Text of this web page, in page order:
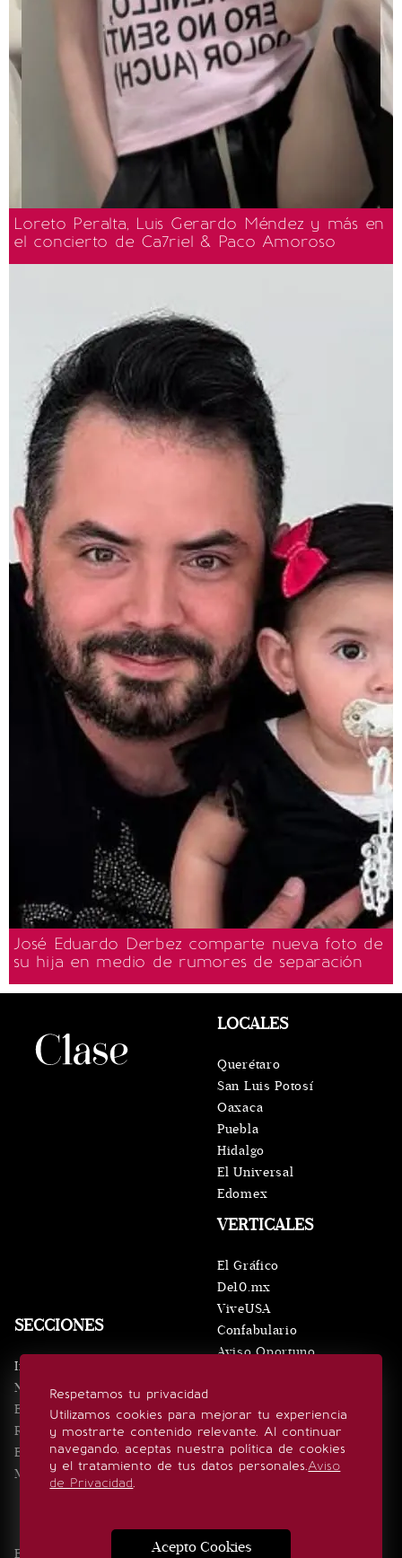
Loreto Peralta, Luis Gerardo Méndez y más en
el concierto de Ca7riel & Paco Amoroso
José Eduardo Derbez comparte nueva foto de
su hija en medio de rumores de separación
Respetamos tu privacidad
Utilizamos cookies para mejorar tu experiencia
y mostrarte contenido relevante. Al continuar
navegando, aceptas nuestra política de cookies
y el tratamiento de tus datos personales.Aviso
de Privacidad.
Acepto Cookies
SECCIONES
Inicio
Noticias
Eventos
Realeza
Estilo de vida
Minuto x Minuto
VERTICALES
El Gráfico
De10.mx
ViveUSA
Confabulario
Aviso Oportuno
LOCALES
Querétaro
San Luis Potosí
Oaxaca
Puebla
Hidalgo
El Universal
Edomex
SÍGUENOS
Edición Impresa Noticias Quiénes somos